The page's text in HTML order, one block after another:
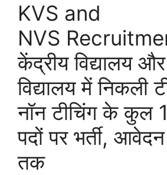
KVS and
NVS
केंद्रीय विद्यालय
विद्यालय में निकली
नॉन टीचिंग के कुल
पदों पर भर्ती,
तक